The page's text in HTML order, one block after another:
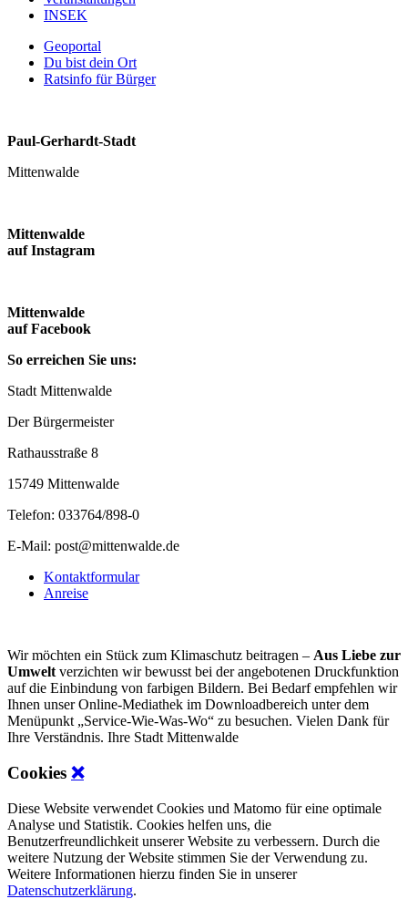
INSEK
Geoportal
Du bist dein Ort
Ratsinfo für Bürger
Paul-Gerhardt-Stadt
Mittenwalde
Mittenwalde
auf Instagram
Mittenwalde
auf Facebook
So erreichen Sie uns:
Stadt Mittenwalde
Der Bürgermeister
Rathausstraße 8
15749 Mittenwalde
Telefon: 033764/898-0
E-Mail: post@mittenwalde.de
Kontaktformular
Anreise
Wir möchten ein Stück zum Klimaschutz beitragen – Aus Liebe zur
Umwelt verzichten wir bewusst bei der angebotenen Druckfunktion
auf die Einbindung von farbigen Bildern. Bei Bedarf empfehlen wir
Ihnen unser Online-Mediathek im Downloadbereich unter dem
Menüpunkt „Service-Wie-Was-Wo“ zu besuchen. Vielen Dank für
Ihre Verständnis. Ihre Stadt Mittenwalde
Cookies ❌
Diese Website verwendet Cookies und Matomo für eine optimale
Analyse und Statistik. Cookies helfen uns, die
Benutzerfreundlichkeit unserer Website zu verbessern. Durch die
weitere Nutzung der Website stimmen Sie der Verwendung zu.
Weitere Informationen hierzu finden Sie in unserer
Datenschutzerklärung.